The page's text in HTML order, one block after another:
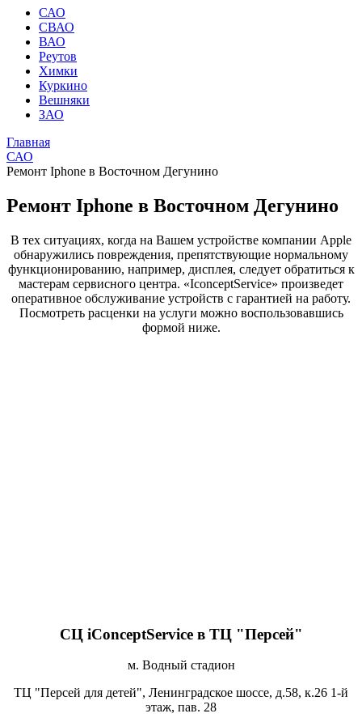
САО
СВАО
ВАО
Реутов
Химки
Куркино
Вешняки
ЗАО
Главная
САО
Ремонт Iphone в Восточном Дегунино
Ремонт Iphone в Восточном Дегунино
В тех ситуациях, когда на Вашем устройстве компании Apple
обнаружились повреждения, препятствующие нормальному
функционированию, например, дисплея, следует обратиться к
мастерам сервисного центра. «IconceptService» произведет
оперативное обслуживание устройств с гарантией на работу.
Посмотреть расценки на услуги можно воспользовавшись
формой ниже.
СЦ iConceptService в ТЦ "Персей"
м. Водный стадион
ТЦ "Персей для детей", Ленинградское шоссе, д.58, к.26 1-й
этаж, пав. 28